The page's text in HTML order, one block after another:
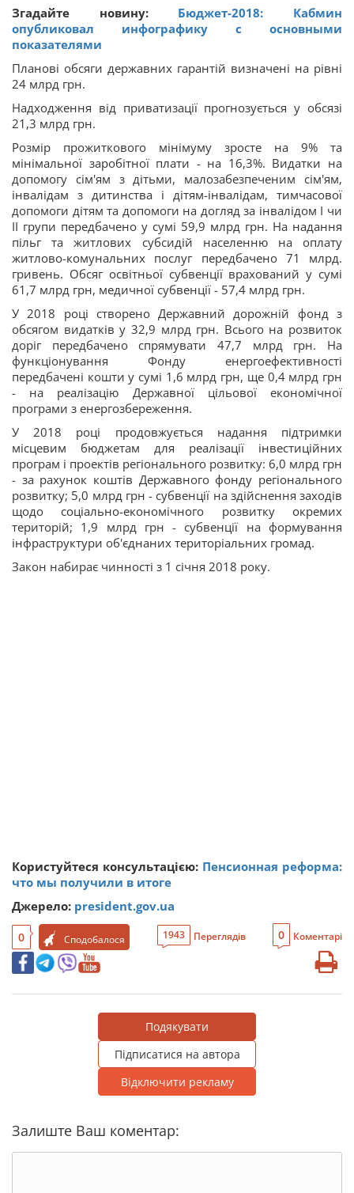
Згадайте новину: Бюджет-2018: Кабмин
опубликовал инфографику с основными
показателями
Планові обсяги державних гарантій визначені на рівні
24 млрд грн.
Надходження від приватизації прогнозується у обсязі
21,3 млрд грн.
Розмір прожиткового мінімуму зросте на 9% та
мінімальної заробітної плати - на 16,3%. Видатки на
допомогу сім'ям з дітьми, малозабезпеченим сім'ям,
інвалідам з дитинства і дітям-інвалідам, тимчасової
допомоги дітям та допомоги на догляд за інвалідом І чи
II групи передбачено у сумі 59,9 млрд грн. На надання
пільг та житлових субсидій населенню на оплату
житлово-комунальних послуг передбачено 71 млрд.
гривень. Обсяг освітньої субвенції врахований у сумі
61,7 млрд грн, медичної субвенції - 57,4 млрд грн.
У 2018 році створено Державний дорожній фонд з
обсягом видатків у 32,9 млрд грн. Всього на розвиток
доріг передбачено спрямувати 47,7 млрд грн. На
функціонування Фонду енергоефективності
передбачені кошти у сумі 1,6 млрд грн, ще 0,4 млрд грн
- на реалізацію Державної цільової економічної
програми з енергозбереження.
У 2018 році продовжується надання підтримки
місцевим бюджетам для реалізації інвестиційних
програм і проектів регіонального розвитку: 6,0 млрд грн
- за рахунок коштів Державного фонду регіонального
розвитку; 5,0 млрд грн - субвенції на здійснення заходів
щодо соціально-економічного розвитку окремих
територій; 1,9 млрд грн - субвенції на формування
інфраструктури об'єднаних територіальних громад.
Закон набирає чинності з 1 січня 2018 року.
Користуйтеся консультацією: Пенсионная реформа:
что мы получили в итоге
Джерело: president.gov.ua
0 Сподобалося 1943 Переглядів 0 Коментарі
Подякувати
Підписатися на автора
Відключити рекламу
Залиште Ваш коментар: